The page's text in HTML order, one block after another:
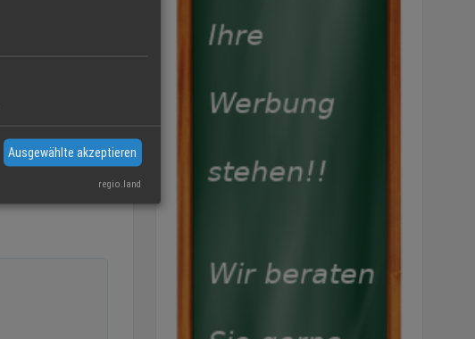
in
Ausgewählte akzeptieren
regio.land